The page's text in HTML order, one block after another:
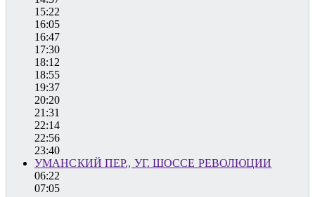
15:22
16:05
16:47
17:30
18:12
18:55
19:37
20:20
21:31
22:14
22:56
23:40
УМАНСКИЙ ПЕР., УГ. ШОССЕ РЕВОЛЮЦИИ
06:22
07:05